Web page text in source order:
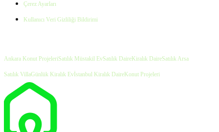
Çerez Ayarları
Kullanıcı Veri Gizliliği Bildirimi
Ankara Konut ProjeleriSatılık Müstakil EvSatılık Daire Kiralık DaireSatılık Arsa
Satılık VillaGünlük Kiralık Ev İstanbul Kiralık Daire Konut Projeleri